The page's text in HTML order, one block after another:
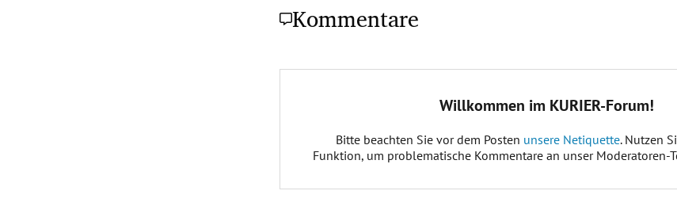
Kommentare